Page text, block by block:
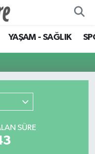
YAŞAM - SAĞLIK
SÜRE